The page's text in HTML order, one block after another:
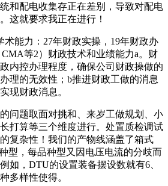
和配电收集存正在差别，导致对配电
这就要求我正在进行！
能力：27年财政实操，19年财政办
等2）财政技术和业绩能力a。财
内控办理程度，确保公司财政操做的
理的无效性；b推进财政工做的消息
现财政消息。
题取面对挑和、来岁工做规划、小
打算等三个维度进行。处置质检调试
复杂性！我们的产物线涵盖了箱式
型，每品种型又因电压电流的分歧而
如，DTU的设置装备摆设数就有6、
多样性使得。